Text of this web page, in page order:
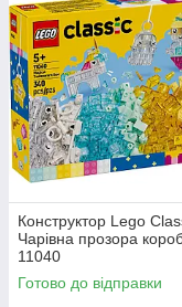
Конструктор Lego
Чарівна прозора
11040
Готово до відправки